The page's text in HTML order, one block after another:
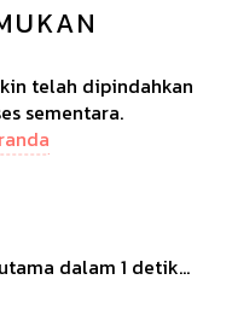
telah dipindahkan
sementara.
dalam 1 detik...